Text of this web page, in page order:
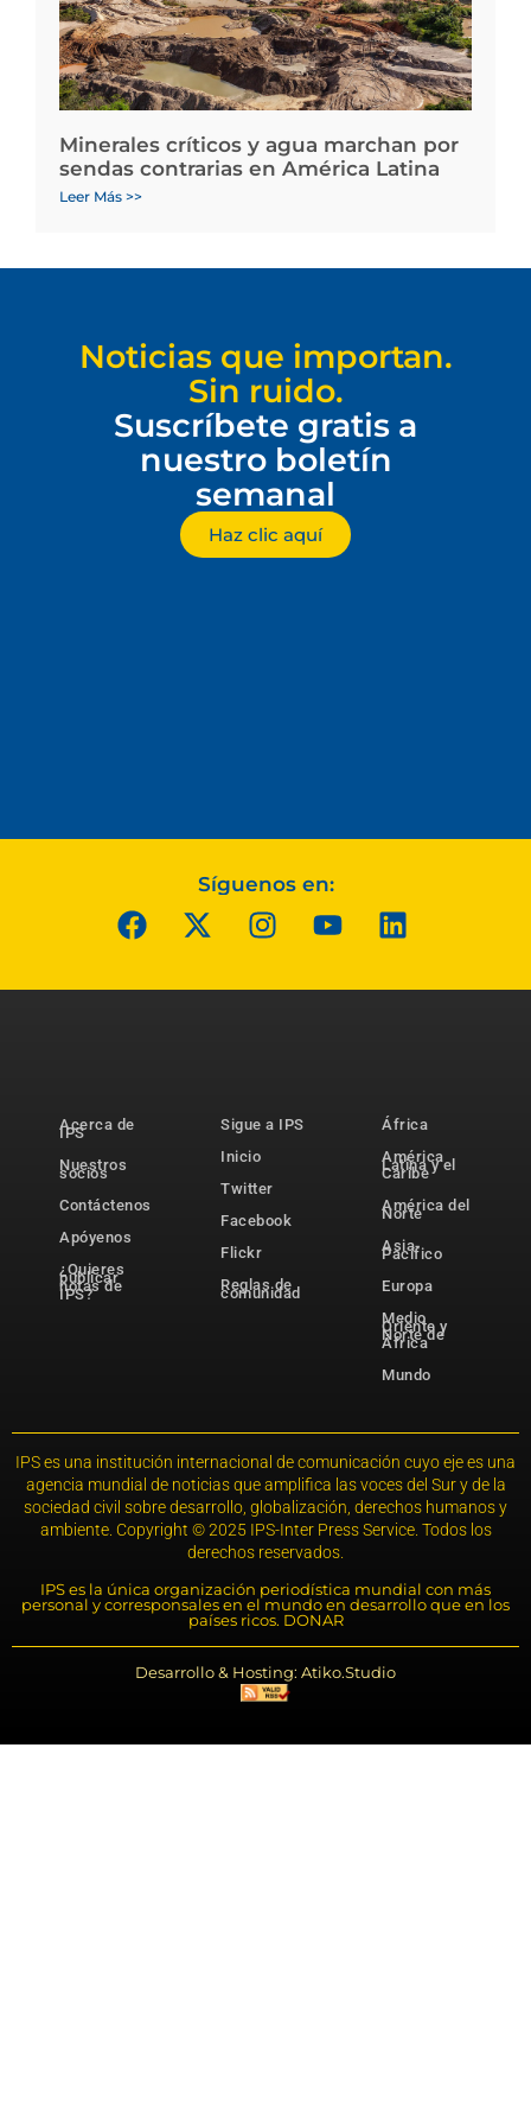
Minerales críticos y agua marchan por
sendas contrarias en América Latina
Leer Más >>
Noticias que importan.
Sin ruido.
Suscríbete gratis a
nuestro boletín
semanal
Haz clic aquí
Síguenos en:
Acerca de
IPS
Nuestros
socios
Contáctenos
Apóyenos
¿Quieres
publicar
notas de
IPS?
Sigue a IPS
Inicio
Twitter
Facebook
Flickr
Reglas de
comunidad
África
América
Latina y el
Caribe
América del
Norte
Asia-
Pacífico
Europa
Medio
Oriente y
Norte de
África
Mundo
IPS es una institución internacional de comunicación cuyo eje es una
agencia mundial de noticias que amplifica las voces del Sur y de la
sociedad civil sobre desarrollo, globalización, derechos humanos y
ambiente. Copyright © 2025 IPS-Inter Press Service. Todos los
derechos reservados.
IPS es la única organización periodística mundial con más
personal y corresponsales en el mundo en desarrollo que en los
países ricos. DONAR
Desarrollo & Hosting: Atiko.Studio